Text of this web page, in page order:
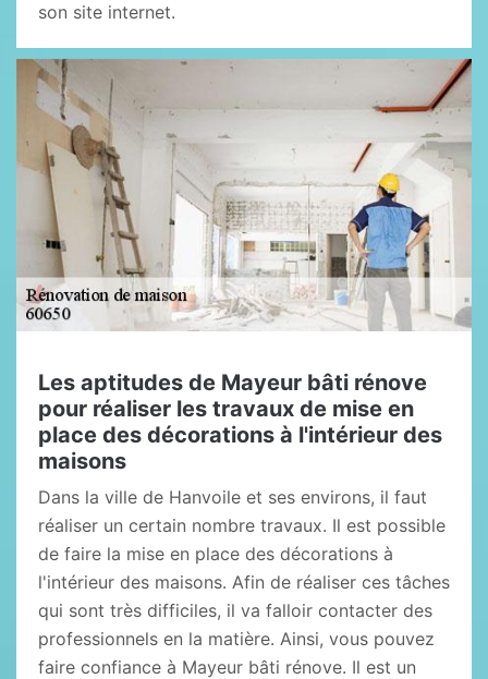
son site internet.
Les aptitudes de Mayeur bâti rénove
pour réaliser les travaux de mise en
place des décorations à l'intérieur des
maisons
Dans la ville de Hanvoile et ses environs, il faut
réaliser un certain nombre travaux. Il est possible
de faire la mise en place des décorations à
l'intérieur des maisons. Afin de réaliser ces tâches
qui sont très difficiles, il va falloir contacter des
professionnels en la matière. Ainsi, vous pouvez
faire confiance à Mayeur bâti rénove. Il est un